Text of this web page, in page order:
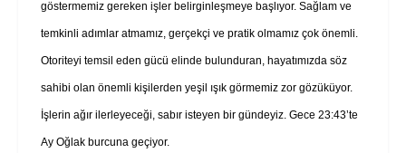
göstermemiz gereken işler belirginleşmeye başlıyor. Sağlam ve
temkinli adımlar atmamız, gerçekçi ve pratik olmamız çok önemli.
Otoriteyi temsil eden gücü elinde bulunduran, hayatımızda söz
sahibi olan önemli kişilerden yeşil ışık görmemiz zor gözüküyor.
İşlerin ağır ilerleyeceği, sabır isteyen bir gündeyiz. Gece 23:43’te
Ay Oğlak burcuna geçiyor.